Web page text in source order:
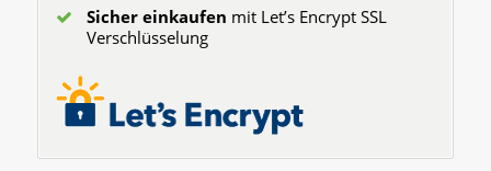
Sicher einkaufen mit Let’s Encrypt SSL
Verschlüsselung